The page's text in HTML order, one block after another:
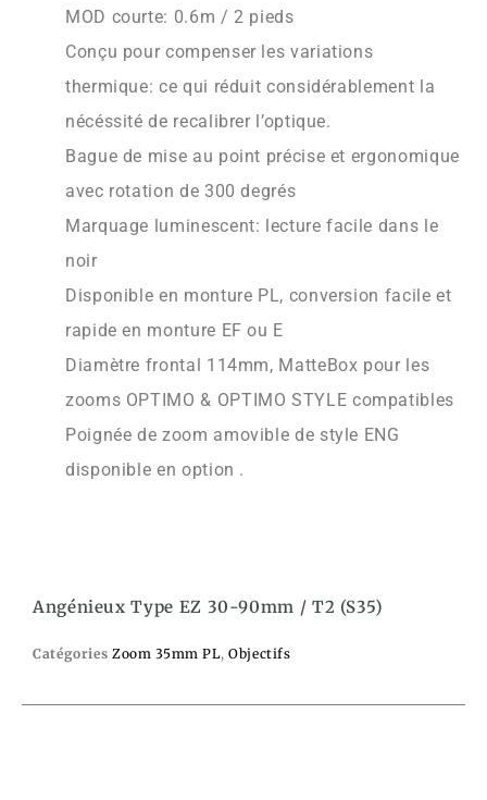
MOD courte: 0.6m / 2 pieds
Conçu pour compenser les variations
thermique: ce qui réduit considérablement la
nécéssité de recalibrer l’optique.
Bague de mise au point précise et ergonomique
avec rotation de 300 degrés
Marquage luminescent: lecture facile dans le
noir
Disponible en monture PL, conversion facile et
rapide en monture EF ou E
Diamètre frontal 114mm, MatteBox pour les
zooms OPTIMO & OPTIMO STYLE compatibles
Poignée de zoom amovible de style ENG
disponible en option .
Angénieux Type EZ 30-90mm / T2 (S35)
Catégories Zoom 35mm PL,Objectifs